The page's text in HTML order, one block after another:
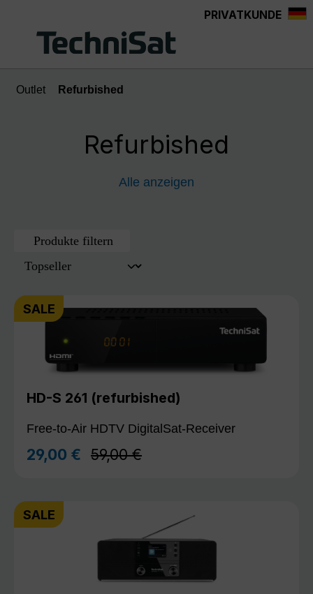
PRIVATKUNDE
Outlet Refurbished
Refurbished
Alle anzeigen
Produkte filtern
SALE
HD-S 261 (refurbished)
Free-to-Air HDTV DigitalSat-Receiver
Verkaufspreis:
29,00 € Regulärer Preis:
59,00 €
SALE